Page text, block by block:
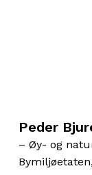
Peder
– Øy- og